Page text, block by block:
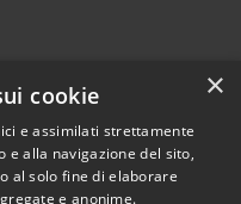
×
cookie
e assimilati strettamente
e alla navigazione del sito,
al solo fine di elaborare
e anonime.